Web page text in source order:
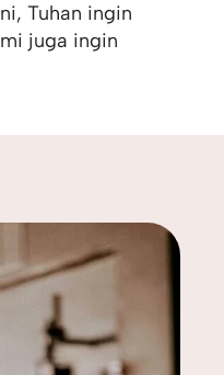
Tuhan ingin
juga ingin